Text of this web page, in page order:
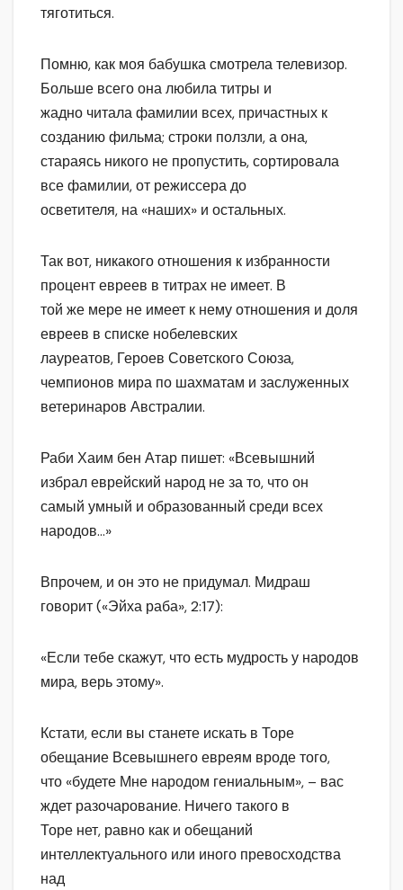
тяготиться.
Помню, как моя бабушка смотрела телевизор.
Больше всего она любила титры и
жадно читала фамилии всех, причастных к
созданию фильма; строки ползли, а она,
стараясь никого не пропустить, сортировала
все фамилии, от режиссера до
осветителя, на «наших» и остальных.
Так вот, никакого отношения к избранности
процент евреев в титрах не имеет. В
той же мере не имеет к нему отношения и доля
евреев в списке нобелевских
лауреатов, Героев Советского Союза,
чемпионов мира по шахматам и заслуженных
ветеринаров Австралии.
Раби Хаим бен Атар пишет: «Всевышний
избрал еврейский народ не за то, что он
самый умный и образованный среди всех
народов…»
Впрочем, и он это не придумал. Мидраш
говорит («Эйха раба», 2:17):
«Если тебе скажут, что есть мудрость у народов
мира, верь этому».
Кстати, если вы станете искать в Торе
обещание Всевышнего евреям вроде того,
что «будете Мне народом гениальным», – вас
ждет разочарование. Ничего такого в
Торе нет, равно как и обещаний
интеллектуального или иного превосходства
над